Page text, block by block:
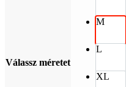
Válassz méretet
M
L
XL